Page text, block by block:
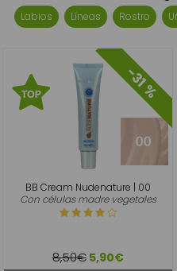
Labios Líneas Rostro
BB Cream Nudenature | 00
Con células madre vegetales
-31 %
8,50€ 5,90€